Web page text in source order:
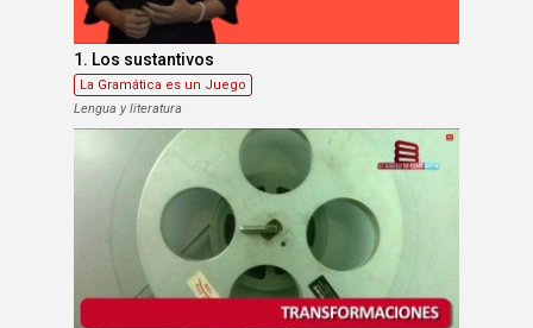
1. Los sustantivos
La Gramática es un Juego
Lengua y literatura